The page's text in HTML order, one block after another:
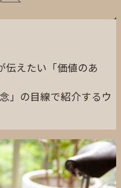
伝えたい「価値のあ
」の目線で紹介するウ